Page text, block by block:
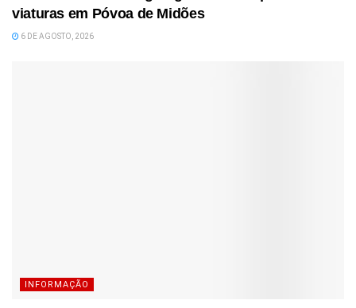
viaturas em Póvoa de Midões
6 DE AGOSTO, 2026
INFORMAÇÃO